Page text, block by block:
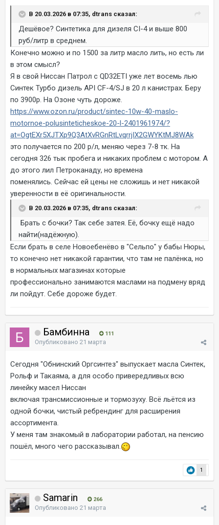
В 20.03.2026 в 07:35, dtrans сказал:
Дешёвое? Синтетика для дизеля СI-4 и выше 800
руб/литр в среднем.
Конечно можно и по 1500 за литр масло лить, но есть ли
в этом смысл?
Я в свой Ниссан Патрол с QD32ETI уже лет восемь лью
Синтек Турбо дизель API CF-4/SJ в 20 л канистрах. Беру
по 3900р. На Озоне чуть дороже.
https://www.ozon.ru/product/sintec-10w-40-maslo-
motornoe-polusinteticheskoe-20-l-2401961974/?
at=OgtEXr5XJTXp9Q3AtXvRGnRtLvqrrjIX2GWYKtMJ8WAk
это получается по 200 р/л, меняю через 7-8 тк. На
сегодня 326 тык пробега и никаких проблем с мотором. А
до этого лил Петроканаду, но времена
поменялись. Сейчас ей цены не сложишь и нет никакой
уверенности в её оригинальности.
В 20.03.2026 в 07:35, dtrans сказал:
Брать с бочки? Так себе затея. Её, бочку ещё надо
найти(надёжную).
Если брать в селе Новоебенёво в "Сельпо" у бабы Нюры,
то конечно нет никакой гарантии, что там не палёнка, но
в нормальных магазинах которые
профессионально занимаются маслами на подмену вряд
ли пойдут. Себе дороже будет.
Бамбинна 111
Опубликовано 21 марта
Сегодня "Обнинский Оргсинтез" выпускает масла Синтек,
Рольф и Такаяма, а для особо привередливых всю
линейку масел Ниссан
включая трансмиссионные и тормозуху. Всё льётся из
одной бочки, чистый ребрендинг для расширения
ассортимента.
У меня там знакомый в лаборатории работал, на пенсию
пошёл, много чего рассказывал.
1
Samarin 266
Опубликовано 21 марта